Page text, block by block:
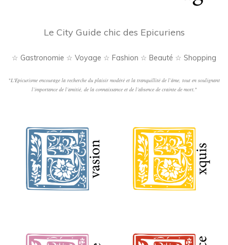
Le City Guide chic des Epicuriens
☆ Gastronomie ☆ Voyage ☆ Fashion ☆ Beauté ☆ Shopping
"L'Epicurisme encourage la recherche du plaisir modéré et la tranquillité de l’âme, tout en soulignant
l’importance de l’amitié, de la connaissance et de l’absence de crainte de mort. "